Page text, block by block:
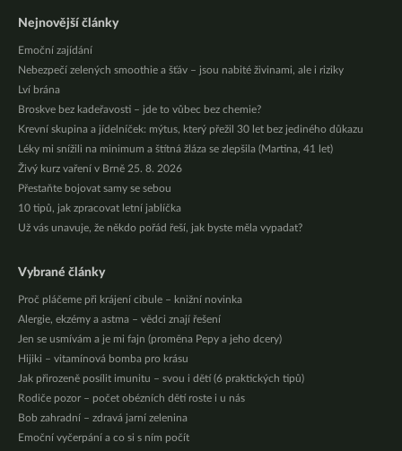
Nejnovější články
Emoční zajídání
Nebezpečí zelených smoothie a šťáv – jsou nabité živinami, ale i riziky
Lví brána
Broskve bez kadeřavosti – jde to vůbec bez chemie?
Krevní skupina a jídelníček: mýtus, který přežil 30 let bez jediného důkazu
Léky mi snížili na minimum a štítná žláza se zlepšila (Martina, 41 let)
Živý kurz vaření v Brně 25. 8. 2026
Přestaňte bojovat samy se sebou
10 tipů, jak zpracovat letní jablíčka
Už vás unavuje, že někdo pořád řeší, jak byste měla vypadat?
Vybrané články
Proč pláčeme při krájení cibule – knižní novinka
Alergie, ekzémy a astma – vědci znají řešení
Jen se usmívám a je mi fajn (proměna Pepy a jeho dcery)
Hijiki – vitamínová bomba pro krásu
Jak přirozeně posílit imunitu – svou i dětí (6 praktických tipů)
Rodiče pozor – počet obézních dětí roste i u nás
Bob zahradní – zdravá jarní zelenina
Emoční vyčerpání a co si s ním počít